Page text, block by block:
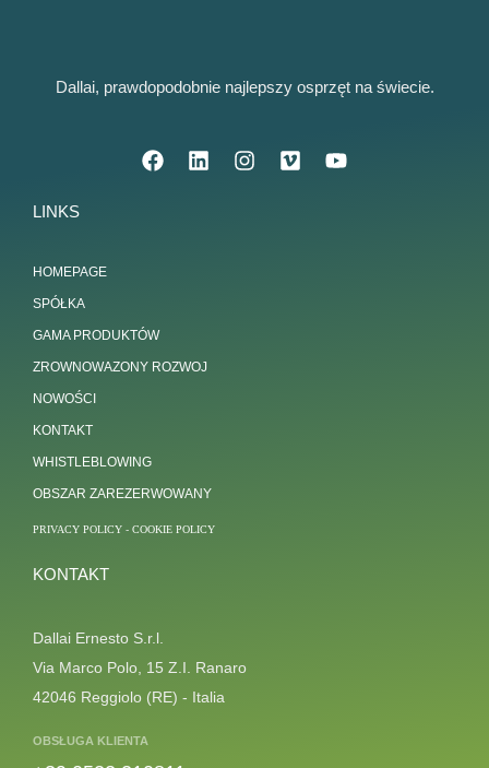
Dallai, prawdopodobnie najlepszy osprzęt na świecie.
LINKS
HOMEPAGE
SPÓŁKA
GAMA PRODUKTÓW
ZROWNOWAZONY ROZWOJ
NOWOŚCI
KONTAKT
WHISTLEBLOWING
OBSZAR ZAREZERWOWANY
PRIVACY POLICY - COOKIE POLICY
KONTAKT
Dallai Ernesto S.r.l.
Via Marco Polo, 15 Z.I. Ranaro
42046 Reggiolo (RE) - Italia
OBSŁUGA KLIENTA